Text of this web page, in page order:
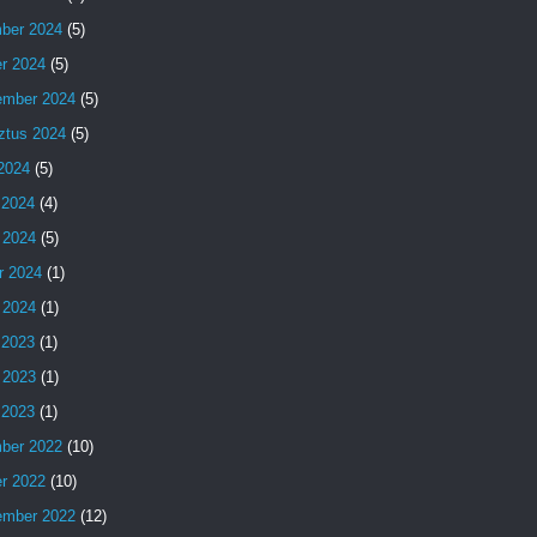
2024 (5)
2024 (5)
2024 (5)
2024 (5)
(5)
(4)
(5)
2024 (1)
(1)
(1)
(1)
(1)
2022 (10)
2022 (10)
2022 (12)